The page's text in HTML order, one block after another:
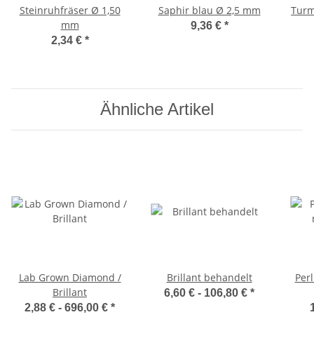
Steinruhfräser Ø 1,50
mm
2,34 € *
Saphir blau Ø 2,5 mm
9,36 € *
Ähnliche Artikel
Lab Grown Diamond /
Brillant
2,88 € - 696,00 € *
Brillant behandelt
6,60 € - 106,80 € *